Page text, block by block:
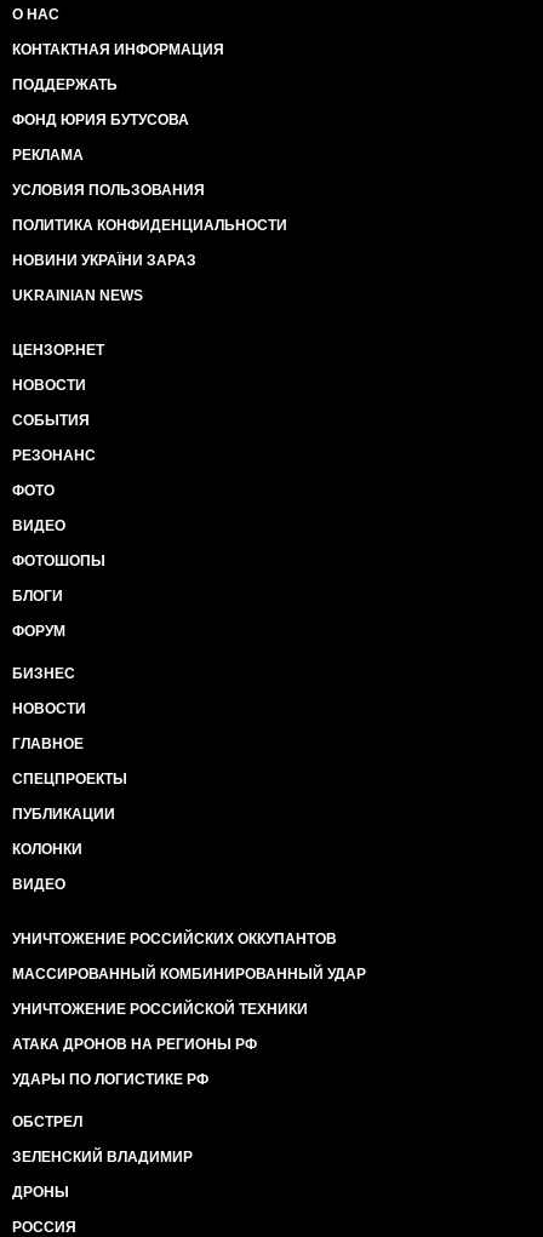
О НАС
КОНТАКТНАЯ ИНФОРМАЦИЯ
ПОДДЕРЖАТЬ
ФОНД ЮРИЯ БУТУСОВА
РЕКЛАМА
УСЛОВИЯ ПОЛЬЗОВАНИЯ
ПОЛИТИКА КОНФИДЕНЦИАЛЬНОСТИ
НОВИНИ УКРАЇНИ ЗАРАЗ
UKRAINIAN NEWS
ЦЕНЗОР.НЕТ
НОВОСТИ
СОБЫТИЯ
РЕЗОНАНС
ФОТО
ВИДЕО
ФОТОШОПЫ
БЛОГИ
ФОРУМ
БИЗНЕС
НОВОСТИ
ГЛАВНОЕ
СПЕЦПРОЕКТЫ
ПУБЛИКАЦИИ
КОЛОНКИ
ВИДЕО
УНИЧТОЖЕНИЕ РОССИЙСКИХ ОККУПАНТОВ
МАССИРОВАННЫЙ КОМБИНИРОВАННЫЙ УДАР
УНИЧТОЖЕНИЕ РОССИЙСКОЙ ТЕХНИКИ
АТАКА ДРОНОВ НА РЕГИОНЫ РФ
УДАРЫ ПО ЛОГИСТИКЕ РФ
ОБСТРЕЛ
ЗЕЛЕНСКИЙ ВЛАДИМИР
ДРОНЫ
РОССИЯ